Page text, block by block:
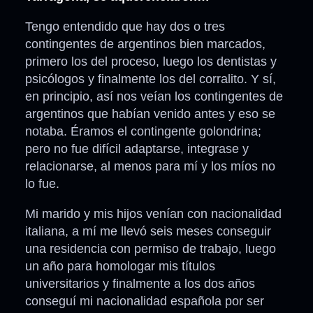
Tengo entendido que hay dos o tres
contingentes de argentinos bien marcados,
primero los del proceso, luego los dentistas y
psicólogos y finalmente los del corralito. Y sí,
en principio, así nos veían los contingentes de
argentinos que habían venido antes y eso se
notaba. Éramos el contingente golondrina;
pero no fue difícil adaptarse, integrase y
relacionarse, al menos para mí y los míos no
lo fue.
Mi marido y mis hijos venían con nacionalidad
italiana, a mí me llevó seis meses conseguir
una residencia con permiso de trabajo, luego
un año para homologar mis títulos
universitarios y finalmente a los dos años
conseguí mi nacionalidad española por ser